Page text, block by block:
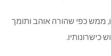
ממש כפי שהורה אוהב ותומך
כישרונותיו.